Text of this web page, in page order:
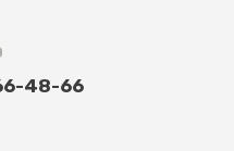
48-66